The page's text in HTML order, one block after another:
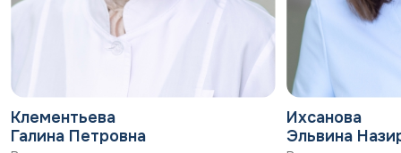
Клементьева
Галина Петровна
Ихсанова
Эльвина